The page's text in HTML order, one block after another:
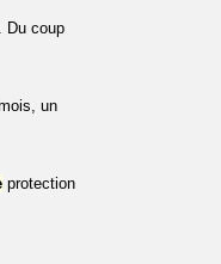
Du coup
un
protection